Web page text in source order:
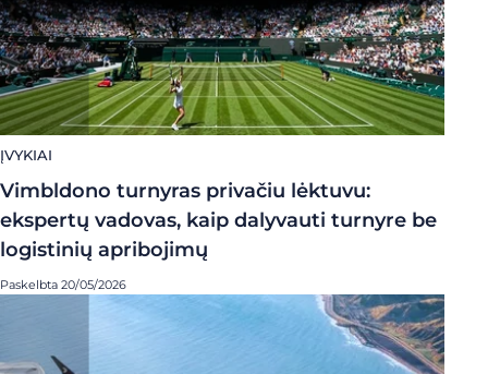
ĮVYKIAI
Vimbldono turnyras privačiu lėktuvu:
ekspertų vadovas, kaip dalyvauti turnyre be
logistinių apribojimų
Paskelbta 20/05/2026